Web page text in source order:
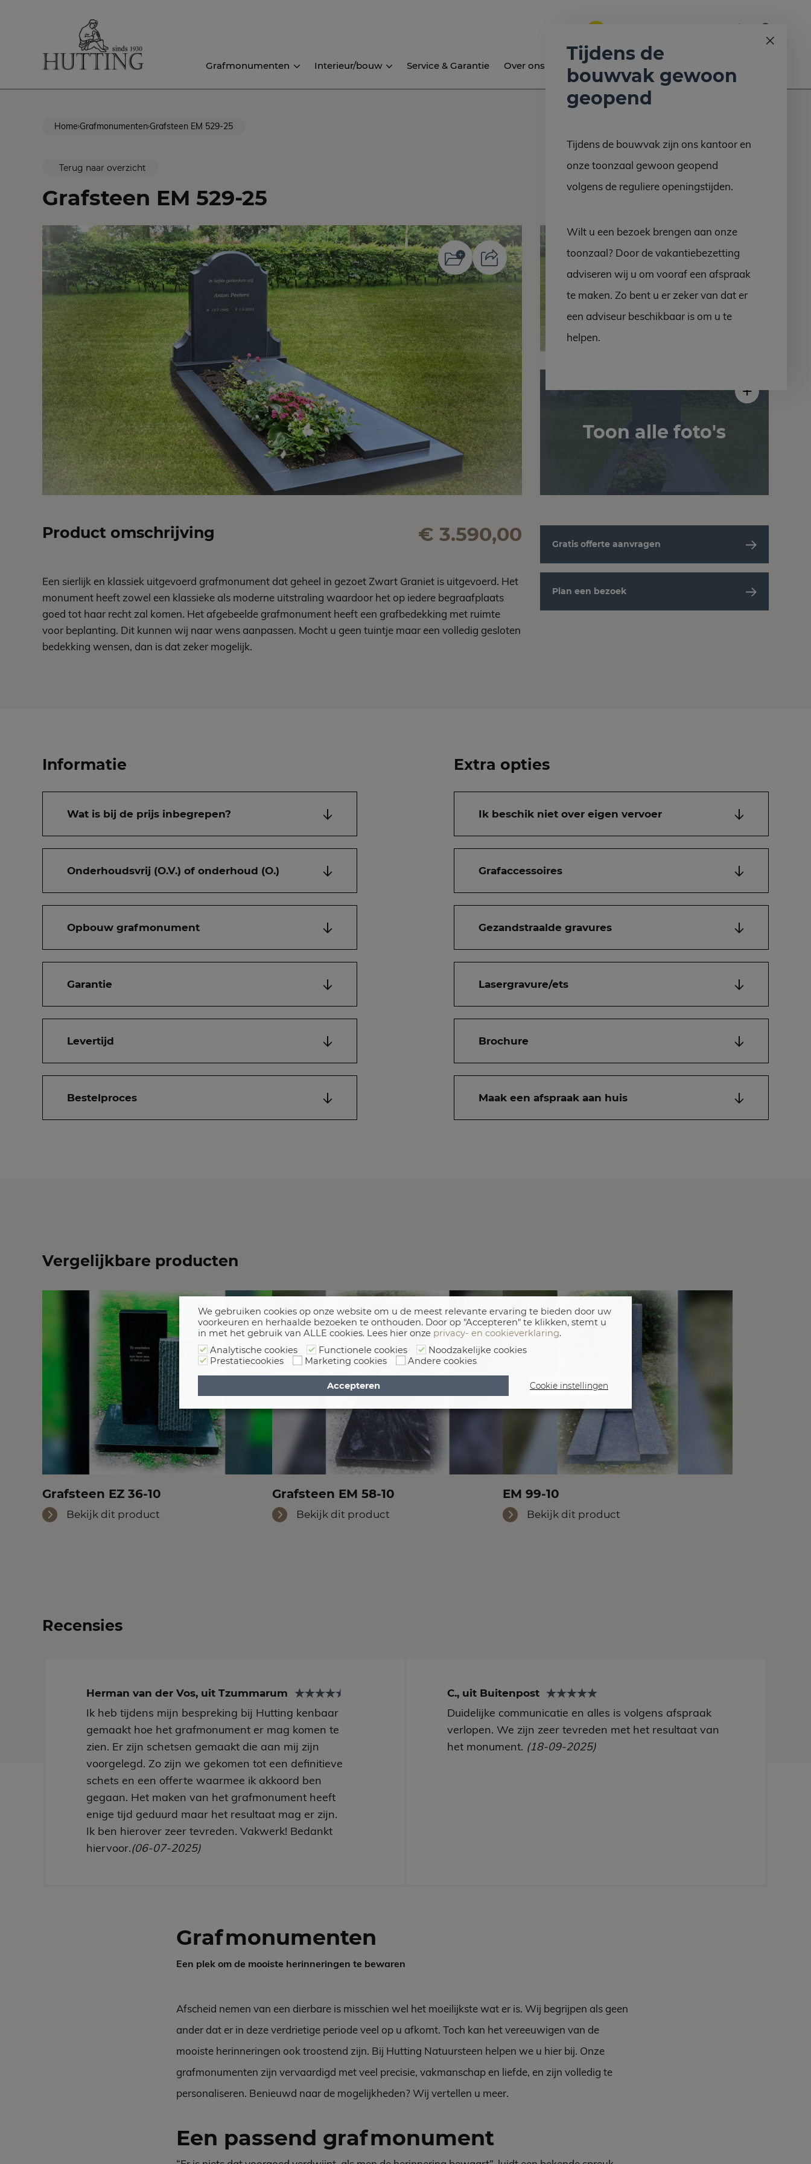
Grafmonumenten Interieur/bouw Service & Garantie Over ons Nieuws
Home Grafmonumenten Grafsteen EM 529-25
Terug naar overzicht
Grafsteen EM 529-25
Product omschrijving € 3.590,00
Een sierlijk en klassiek uitgevoerd grafmonument dat geheel in gezoet Zwart Graniet is uitgevoerd. Het
monument heeft zowel een klassieke als moderne uitstraling waardoor het op iedere begraafplaats
goed tot haar recht zal komen. Het afgebeelde grafmonument heeft een grafbedekking met ruimte
voor beplanting. Dit kunnen wij naar wens aanpassen. Mocht u geen tuintje maar een volledig gesloten
bedekking wensen, dan is dat zeker mogelijk.
Gratis offerte aanvragen
Plan een bezoek
Informatie
Wat is bij de prijs inbegrepen?
Onderhoudsvrij (O.V.) of onderhoud (O.)
Opbouw grafmonument
Garantie
Levertijd
Bestelproces
Extra opties
Ik beschik niet over eigen vervoer
Grafaccessoires
Gezandstraalde gravures
Lasergravure/ets
Brochure
Maak een afspraak aan huis
Vergelijkbare producten
Grafsteen EZ 36-10
Bekijk dit product
Grafsteen EM 58-10
Bekijk dit product
EM 99-10
Bekijk dit product
Recensies
Herman van der Vos, uit Tzummarum
Ik heb tijdens mijn bespreking bij Hutting kenbaar
gemaakt hoe het grafmonument er mag komen te
zien. Er zijn schetsen gemaakt die aan mij zijn
voorgelegd. Zo zijn we gekomen tot een definitieve
schets en een offerte waarmee ik akkoord ben
gegaan. Het maken van het grafmonument heeft
enige tijd geduurd maar het resultaat mag er zijn.
Ik ben hierover zeer tevreden. Vakwerk! Bedankt
hiervoor.(06-07-2025)
C., uit Buitenpost
Duidelijke communicatie en alles is volgens afspraak
verlopen. We zijn zeer tevreden met het resultaat van
het monument. (18-09-2025)
Grafmonumenten
Een plek om de mooiste herinneringen te bewaren
Afscheid nemen van een dierbare is misschien wel het moeilijkste wat er is. Wij begrijpen als geen
ander dat er in deze verdrietige periode veel op u afkomt. Toch kan het vereeuwigen van de
mooiste herinneringen ook troostend zijn. Bij Hutting Natuursteen helpen we u hier bij. Onze
grafmonumenten zijn vervaardigd met veel precisie, vakmanschap en liefde, en zijn volledig te
personaliseren. Benieuwd naar de mogelijkheden? Wij vertellen u meer.
Een passend grafmonument
Tijdens de
bouwvak gewoon
geopend
Tijdens de bouwvak zijn ons kantoor en
onze toonzaal gewoon geopend
volgens de reguliere openingstijden.
Wilt u een bezoek brengen aan onze
toonzaal? Door de vakantiebezetting
adviseren wij u om vooraf een afspraak
te maken. Zo bent u er zeker van dat er
een adviseur beschikbaar is om u te
helpen.
We gebruiken cookies op onze website om u de meest relevante ervaring te bieden door uw
voorkeuren en herhaalde bezoeken te onthouden. Door op "Accepteren" te klikken, stemt u
in met het gebruik van ALLE cookies. Lees hier onze privacy- en cookieverklaring.
Analytische cookies
Functionele cookies
Noodzakelijke cookies
Prestatiecookies
Marketing cookies Andere cookies
Cookie instellingen
Accepteren